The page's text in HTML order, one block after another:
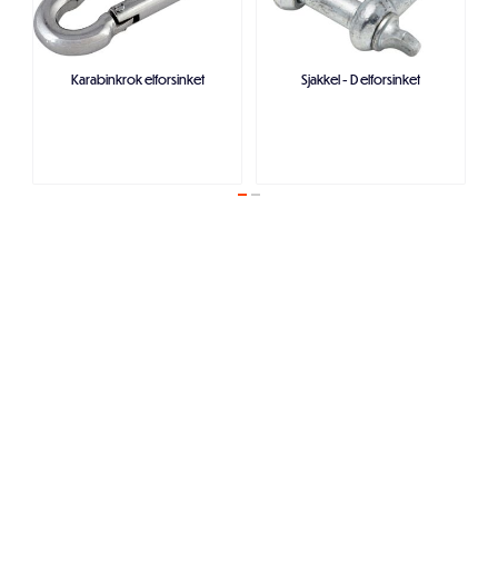
Karabinkrok elforsinket Sjakkel - D elforsinket